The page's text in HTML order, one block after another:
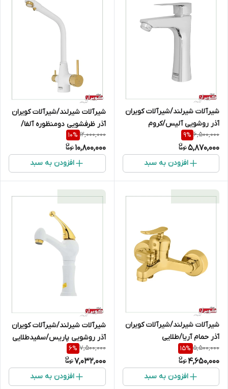
شیرآلات شیرلند/شیرآلات کویران
آذر روشویی آلیس/کروم
6,500,000
9%
5,870,000
افزودن به سبد
شیرآلات شیرلند/شیرآلات کویران
آذر ظرفشویی دومنظوره آلفا/
سفیدطلایی
12,000,000
10%
10,800,000
افزودن به سبد
شیرآلات شیرلند/شیرآلات کویران
آذر حمام آریا/طلایی
5,500,000
15%
4,650,000
افزودن به سبد
شیرآلات شیرلند/شیرآلات کویران
آذر روشویی پاریس/سفیدطلایی
7,500,000
6%
7,032,000
افزودن به سبد